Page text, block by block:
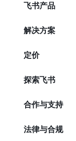
飞书产品
解决方案
定价
探索飞书
合作与支持
法律与合规